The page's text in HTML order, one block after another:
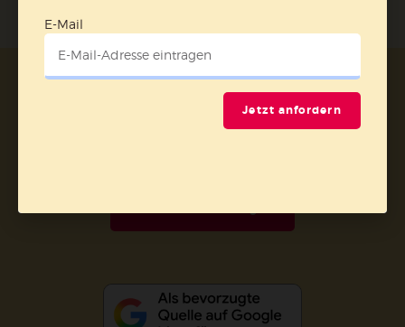
AGB und Widerrufsbelehrung
Datenschutz
Impressum
E-Mail
Jetzt anfordern